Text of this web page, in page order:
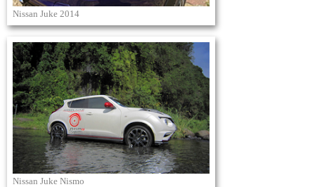
Nissan Juke 2014
Nissan Juke Nismo